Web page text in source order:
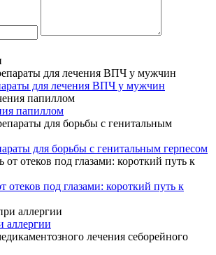
для лечения ВПЧ у мужчин
папиллом
для борьбы с генитальным герпесом
отеков под глазами: короткий путь к
аллергии